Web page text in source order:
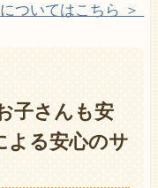
ついてはこちら ＞
子さんも安
よる安心のサ